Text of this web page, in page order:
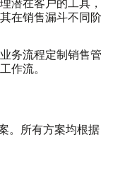
潜在客户的工具，
在销售漏斗不同阶
务流程定制销售管
作流。
。所有方案均根据